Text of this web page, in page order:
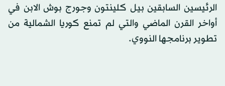
الرئيسين السابقين بيل كلينتون وجورج بوش الابن في
أواخر القرن الماضي والتي لم تمنع كوريا الشمالية من
تطوير برنامجها النووي.